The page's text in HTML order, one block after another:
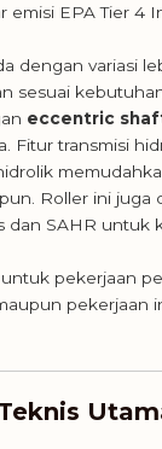
emisi EPA Tier 4
dengan variasi
sesuai
eccentric
Fitur transmisi
Roller ini juga
dan SAHR untuk
pekerjaan
pekerjaan